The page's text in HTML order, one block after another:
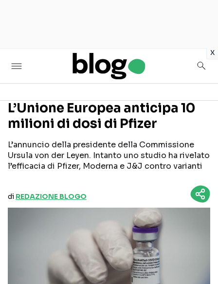
x
Seguici sui social
L’Unione Europea anticipa 10
milioni di dosi di Pfizer
L’annuncio della presidente della Commissione
Ursula von der Leyen. Intanto uno studio ha rivelato
l’efficacia di Pfizer, Moderna e J&J contro varianti
di REDAZIONE BLOGO